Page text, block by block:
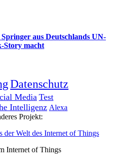
aus Deutschlands UN-
Story macht
Datenschutz
Media Test
Intelligenz Alexa
Projekt:
Internet of Things